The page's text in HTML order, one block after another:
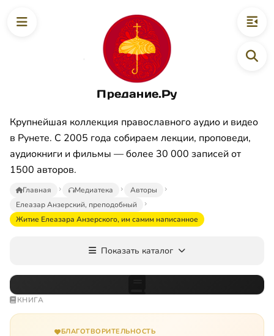
Предание.Ру
Крупнейшая коллекция православного аудио и видео
в Рунете. С 2005 года собираем лекции, проповеди,
аудиокниги и фильмы — более 30 000 записей от
1500 авторов.
Главная Медиатека
Авторы
Елеазар Анзерский, преподобный
Житие Елеазара Анзерского, им самим написанное
Показать каталог
КНИГА
БЛАГОТВОРИТЕЛЬНОСТЬ